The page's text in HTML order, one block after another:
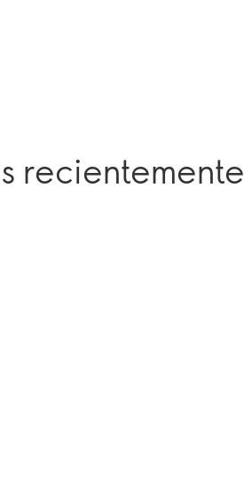
recientemente